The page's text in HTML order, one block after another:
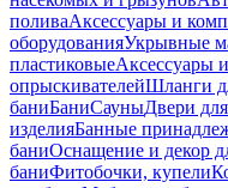
поливаАксессуары и
оборудованияУкрывные
пластиковыеАксессуары
опрыскивателейШланги
баниБаниСауныДвери
изделияБанные
баниОснащение и декор
баниФитобочки, купели